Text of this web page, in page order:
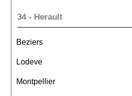
34 - Herault
Beziers
Lodeve
Montpellier